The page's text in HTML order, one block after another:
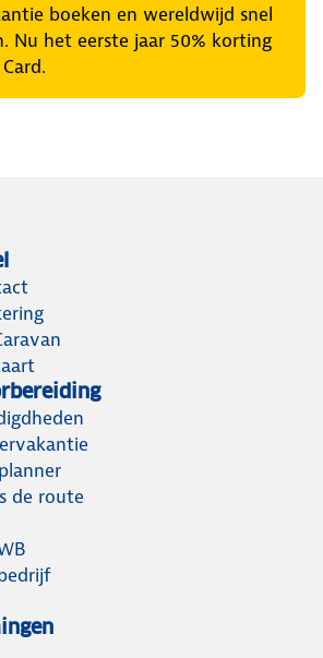
boeken en wereldwijd snel
Nu het eerste jaar 50% korting
de route